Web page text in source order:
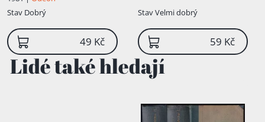
Stav Dobrý
49 Kč
StavVelmi dobrý
59 Kč
Lidé také hledají